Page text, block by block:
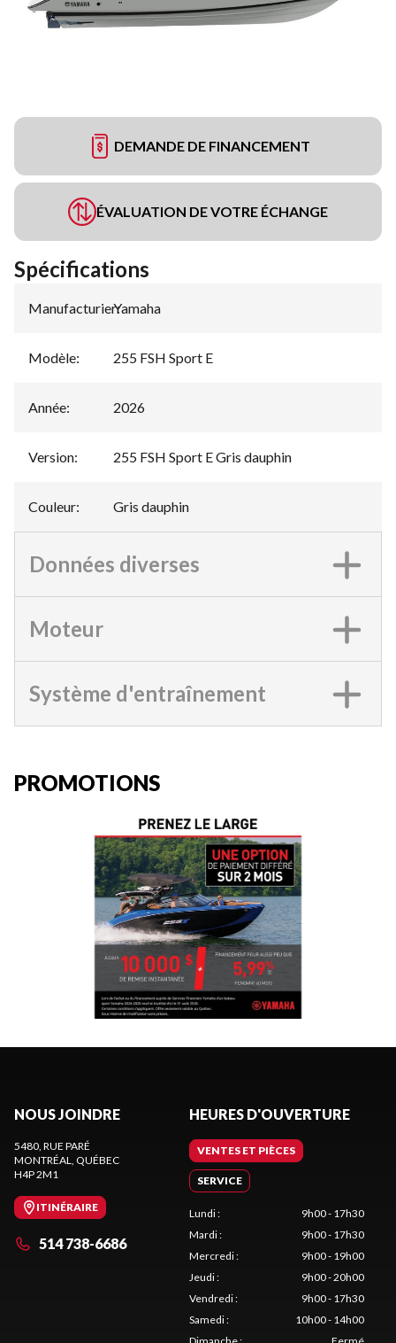
DEMANDE DE FINANCEMENT
ÉVALUATION DE VOTRE ÉCHANGE
Spécifications
Manufacturier:
Yamaha
Modèle: 255 FSH Sport E
Année: 2026
Version: 255 FSH Sport E Gris dauphin
Couleur: Gris dauphin
Données diverses
Moteur
Système d'entraînement
PROMOTIONS
NOUS JOINDRE
5480, RUE PARÉ
MONTRÉAL, QUÉBEC
H4P 2M1
ITINÉRAIRE
514 738-6686
HEURES D'OUVERTURE
VENTES ET PIÈCES
SERVICE
Lundi:
9h00 - 17h30
Mardi:
9h00 - 17h30
Mercredi:
9h00 - 19h00
Jeudi:
9h00 - 20h00
Vendredi:
9h00 - 17h30
Samedi:
10h00 - 14h00